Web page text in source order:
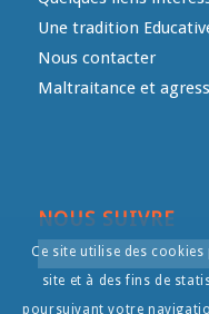
Une tradition
Nous contacter
Maltraitance et
NOUS SUIVRE
Ce site utilise des
site et à des fins de
poursuivant votre